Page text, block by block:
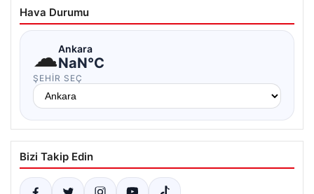
Hava Durumu
☁Ankara
NaN°C
ŞEHIR SEÇ
Bizi Takip Edin